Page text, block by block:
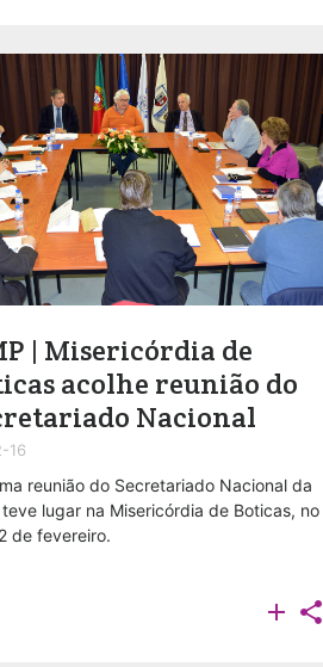
| Misericórdia de
acolhe reunião do
Nacional
16
reunião do Secretariado Nacional da
teve lugar na Misericórdia de Boticas, no
de fevereiro.
 